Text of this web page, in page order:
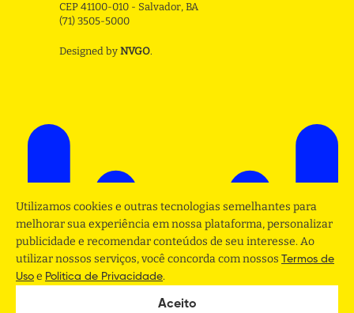
CEP 41100-010 - Salvador, BA
(71) 3505-5000
Designed by NVGO.
Utilizamos cookies e outras tecnologias semelhantes para
melhorar sua experiência em nossa plataforma, personalizar
publicidade e recomendar conteúdos de seu interesse. Ao
utilizar nossos serviços, você concorda com nossos Termos de
Uso e Politica de Privacidade.
Aceito